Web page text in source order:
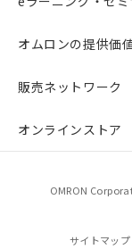
オムロンの提供価
販売ネットワーク
オンラインストア
OMRON
サイトマップ